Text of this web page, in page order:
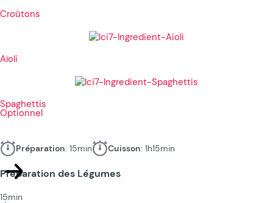
Croûtons
Aïoli
Spaghettis
Optionnel
Préparation: 15min Cuisson: 1h15min
Préparation des Légumes
15min